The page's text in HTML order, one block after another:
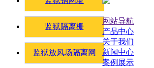
监狱隔离栅
监狱放风场隔离网
网站导航
产品中心
关于我们
新闻中心
案例展示